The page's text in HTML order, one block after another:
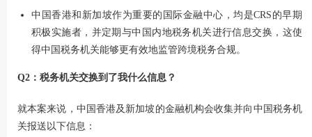
中国香港和新加坡作为重要的国际金融中心，均是CRS的早期
积极实施者，并定期与中国内地税务机关进行信息交换，这使
得中国税务机关能够更有效地监管跨境税务合规。
Q2：税务机关交换到了我什么信息？
就本案来说，中国香港及新加坡的金融机构会收集并向中国税务机
关报送以下信息：